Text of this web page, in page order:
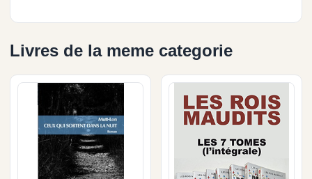
Livres de la meme categorie